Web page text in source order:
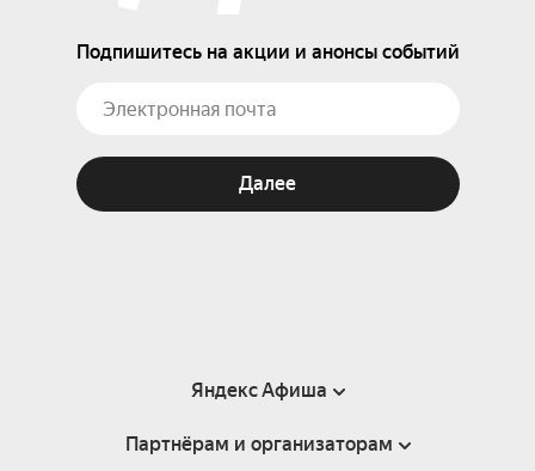
Подпишитесь на акции и анонсы событий
Далее
Яндекс Афиша
Справка
Партнёрам и организаторам